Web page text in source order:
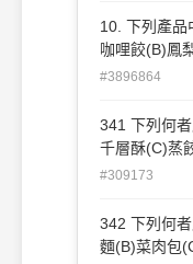
10. 下列產品
咖哩餃(B)鳳
#3896864
341 下列何
千層酥(C)蒸
#309173
342 下列何
麵(B)菜肉包